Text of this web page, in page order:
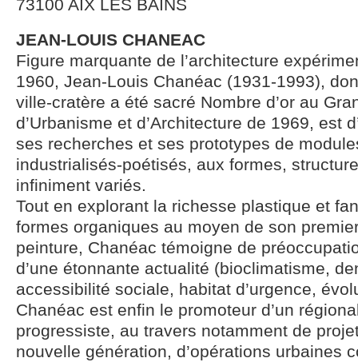
73100 AIX LES BAINS
JEAN-LOUIS CHANEAC
Figure marquante de l’architecture
1960, Jean-Louis Chanéac (1931-1993),
ville-cratère a été sacré Nombre d’or au
d’Urbanisme et d’Architecture de 1969, est
ses recherches et ses prototypes de
industrialisés-poétisés, aux formes,
infiniment variés.
Tout en explorant la richesse plastique et
formes organiques au moyen de son
peinture, Chanéac témoigne de
d’une étonnante actualité (bioclimatisme,
accessibilité sociale, habitat d’urgence,
Chanéac est enfin le promoteur d’un
progressiste, au travers notamment de
nouvelle génération, d’opérations urbaines